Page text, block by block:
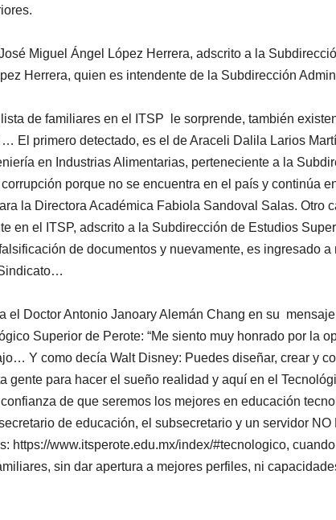
Miguel Ángel López Herrera, adscrito a la
Herrera, quien es intendente de la Subdirección
de familiares en el ITSP le sorprende, también
El primero detectado, es el de Araceli Dalila Larios
en Industrias Alimentarias, perteneciente a la
porque no se encuentra en el país y continúa
la Directora Académica Fabiola Sandoval Salas. Otro
en el ITSP, adscrito a la Subdirección de Estudios
de documentos y nuevamente, es ingresado
el Doctor Antonio Janoary Alemán Chang en su
Superior de Perote: “Me siento muy honrado por la
Y como decía Walt Disney: Puedes diseñar, crear y
gente para hacer el sueño realidad y aquí en el
de que seremos los mejores en educación
de educación, el subsecretario y un servidor
https://www.itsperote.edu.mx/index/#tecnologico,
sin dar apertura a mejores perfiles, ni